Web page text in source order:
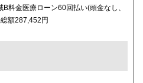
料金医療ローン60回払い(頭金なし、
額287,452円